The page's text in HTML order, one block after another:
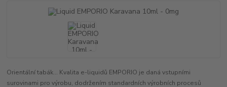
Orientální tabák... Kvalita e-liquidů EMPORIO je daná vstupními
surovinami pro výrobu, dodržením standardních výrobních procesů